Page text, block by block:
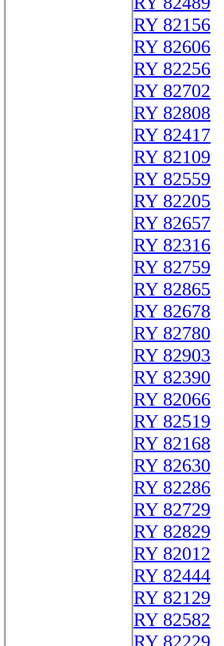
RY 82156
RY 82606
RY 82256
RY 82702
RY 82808
RY 82417
RY 82109
RY 82559
RY 82205
RY 82657
RY 82316
RY 82759
RY 82865
RY 82678
RY 82780
RY 82903
RY 82390
RY 82066
RY 82519
RY 82168
RY 82630
RY 82286
RY 82729
RY 82829
RY 82012
RY 82444
RY 82129
RY 82582
RY 82229